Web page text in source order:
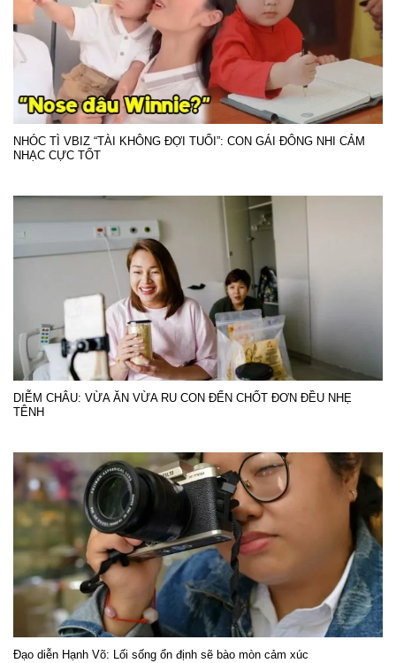
NHÓC TÌ VBIZ “TÀI KHÔNG ĐỢI TUỔI”: CON GÁI ĐÔNG NHI CẢM
NHẠC CỰC TỐT
DIỄM CHÂU: VỪA ĂN VỪA RU CON ĐẾN CHỐT ĐƠN ĐỀU NHẸ
TÊNH
Đạo diễn Hạnh Võ: Lối sống ổn định sẽ bào mòn cảm xúc